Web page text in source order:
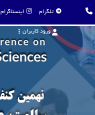
تلگرام اینستاگرام
ورود کاربران